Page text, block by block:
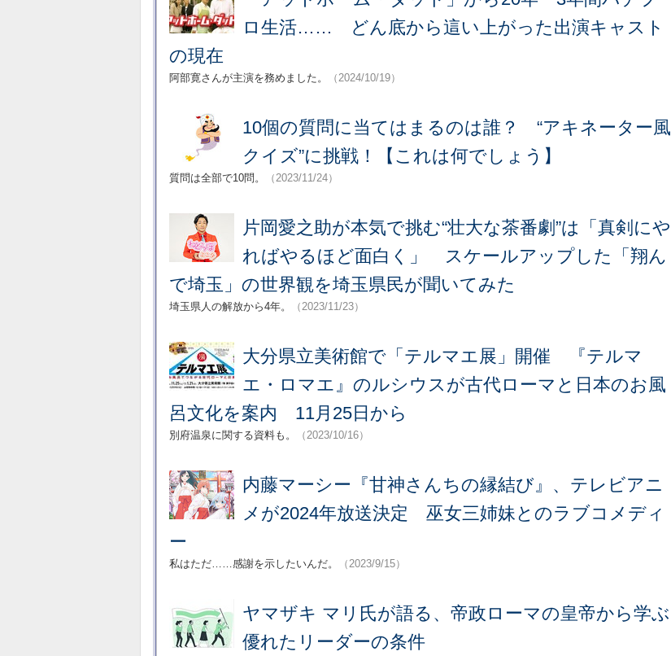
ロ生活…… どん底から這い上がった出演キャスト
の現在
阿部寛さんが主演を務めました。 （2024/10/19）
10個の質問に当てはまるのは誰？ “アキネーター風
クイズ”に挑戦！【これは何でしょう】
質問は全部で10問。 （2023/11/24）
片岡愛之助が本気で挑む“壮大な茶番劇”は「真剣にや
ればやるほど面白く」 スケールアップした「翔ん
で埼玉」の世界観を埼玉県民が聞いてみた
埼玉県人の解放から4年。 （2023/11/23）
大分県立美術館で「テルマエ展」開催 『テルマ
エ・ロマエ』のルシウスが古代ローマと日本のお風
呂文化を案内 11月25日から
別府温泉に関する資料も。 （2023/10/16）
内藤マーシー『甘神さんちの縁結び』、テレビアニ
メが2024年放送決定 巫女三姉妹とのラブコメディ
ー
私はただ……感謝を示したいんだ。 （2023/9/15）
ヤマザキ マリ氏が語る、帝政ローマの皇帝から学ぶ
優れたリーダーの条件